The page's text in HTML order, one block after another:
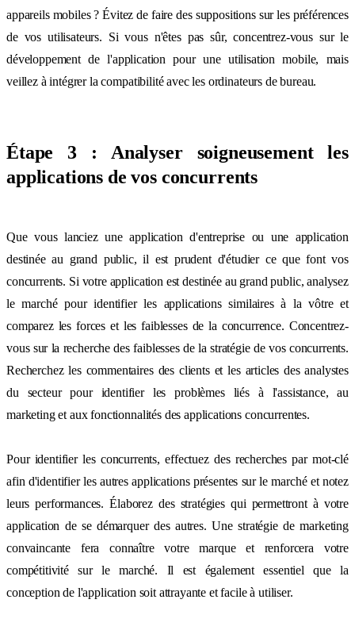
appareils mobiles ? Évitez de faire des suppositions sur les préférences
de vos utilisateurs. Si vous n'êtes pas sûr, concentrez-vous sur le
développement de l'application pour une utilisation mobile, mais
veillez à intégrer la compatibilité avec les ordinateurs de bureau.
Étape 3 : Analyser soigneusement les
applications de vos concurrents
Que vous lanciez une application d'entreprise ou une application
destinée au grand public, il est prudent d'étudier ce que font vos
concurrents. Si votre application est destinée au grand public, analysez
le marché pour identifier les applications similaires à la vôtre et
comparez les forces et les faiblesses de la concurrence. Concentrez-
vous sur la recherche des faiblesses de la stratégie de vos concurrents.
Recherchez les commentaires des clients et les articles des analystes
du secteur pour identifier les problèmes liés à l'assistance, au
marketing et aux fonctionnalités des applications concurrentes.
Pour identifier les concurrents, effectuez des recherches par mot-clé
afin d'identifier les autres applications présentes sur le marché et notez
leurs performances. Élaborez des stratégies qui permettront à votre
application de se démarquer des autres. Une stratégie de marketing
convaincante fera connaître votre marque et renforcera votre
compétitivité sur le marché. Il est également essentiel que la
conception de l'application soit attrayante et facile à utiliser.